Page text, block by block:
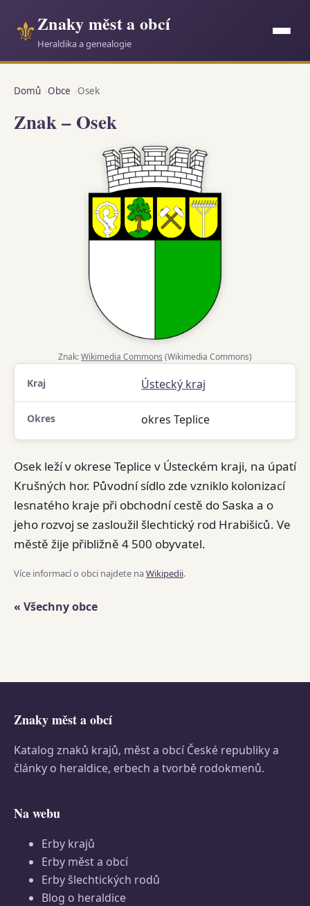
⚜Znaky měst a obcí
Heraldika a genealogie
Domů Obce Osek
Znak – Osek
Znak:Wikimedia Commons (Wikimedia Commons)
Kraj Ústecký kraj
Okres okres Teplice
Osek leží v okrese Teplice v Ústeckém kraji, na úpatí
Krušných hor. Původní sídlo zde vzniklo kolonizací
lesnatého kraje při obchodní cestě do Saska a o
jeho rozvoj se zasloužil šlechtický rod Hrabišiců. Ve
městě žije přibližně 4 500 obyvatel.
Více informací o obci najdete naWikipedii.
« Všechny obce
Znaky měst a obcí
Katalog znaků krajů, měst a obcí České republiky a
články o heraldice, erbech a tvorbě rodokmenů.
Na webu
Erby krajů
Erby měst a obcí
Erby šlechtických rodů
Blog o heraldice